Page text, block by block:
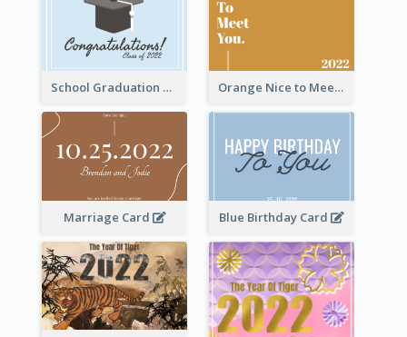
School Graduation Celebration Card Orange Nice to Meet You Greeting Card
Marriage Card Blue Birthday Card